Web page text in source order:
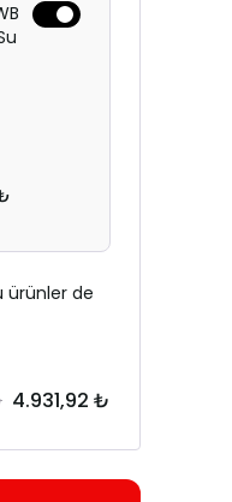
ürünler de
4.931,92 ₺